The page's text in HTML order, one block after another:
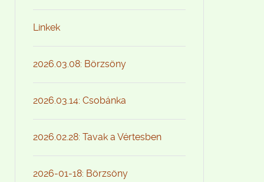
Linkek
2026.03.08: Börzsöny
2026.03.14: Csobánka
2026.02.28: Tavak a Vértesben
2026-01-18: Börzsöny